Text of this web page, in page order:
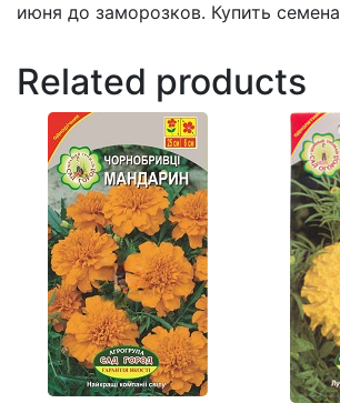
июня до заморозков. Купить семена
Related products